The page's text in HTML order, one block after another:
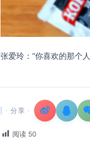
张爱玲：“你喜欢的那个
· 分享 ·
阅读 50